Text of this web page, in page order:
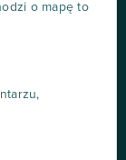
o mapę to